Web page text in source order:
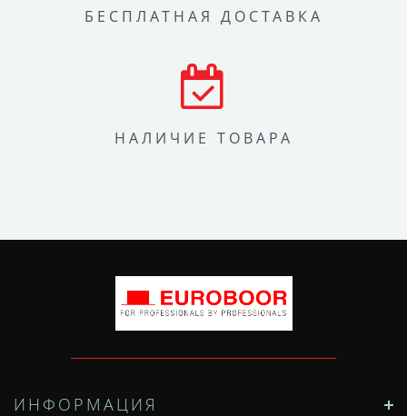
БЕСПЛАТНАЯ ДОСТАВКА
НАЛИЧИЕ ТОВАРА
ИНФОРМАЦИЯ